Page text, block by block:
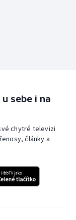
sebe i na
chytré televizi
články a